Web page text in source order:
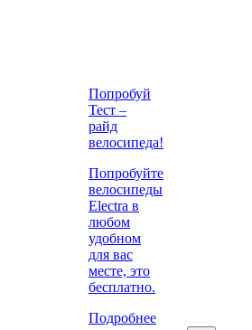
Попробуй
Тест –
райд
велосипеда!
Попробуйте
велосипеды
Electra в
любом
удобном
для вас
месте, это
бесплатно.
Подробнее